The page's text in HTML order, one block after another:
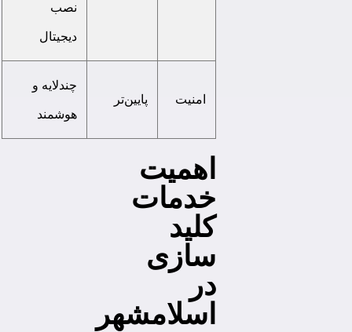
نصب
دیجیتال
امنیت پایین‌تر
چندلایه و
هوشمند
اهمیت
خدمات
کلید
سازی
در
اسلامشهر